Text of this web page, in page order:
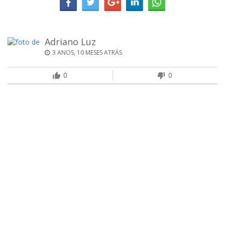
Adriano Luz
3 ANOS, 10 MESES ATRÁS
0 0